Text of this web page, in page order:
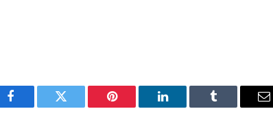
Facebook Twitter Pinterest LinkedIn Tumblr